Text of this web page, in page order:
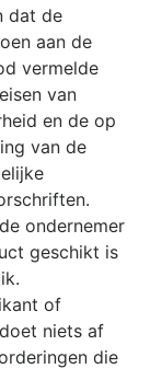
dat de
aan de
vermelde
van
en de op
van de
ondernemer
geschikt is
of
niets af
die